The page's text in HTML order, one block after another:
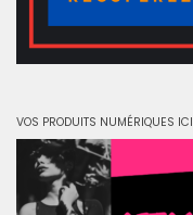
VOS PRODUITS NUMÉRIQUES ICI